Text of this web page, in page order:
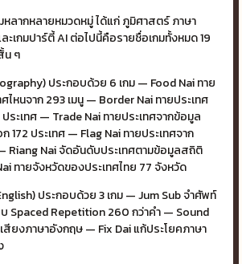
ลากหลายหมวดหมู่ ได้แก่ ภูมิศาสตร์ ภาษา
ะเกมปาร์ตี้ AI ต่อไปนี้คือรายชื่อเกมทั้งหมด 19
น ๆ
ประกอบด้วย 6 เกม — Food Nai ทาย
ศไหนจาก 293 เมนู — Border Nai ทายประเทศ
ระเทศ — Trade Nai ทายประเทศจากข้อมูล
172 ประเทศ — Flag Nai ทายประเทศจาก
Riang Nai จัดอันดับประเทศตามข้อมูลสถิติ
ทายจังหวัดของประเทศไทย 77 จังหวัด
ประกอบด้วย 3 เกม — Jum Sub จำศัพท์
Spaced Repetition 260 กว่าคำ — Sound
สียงภาษาอังกฤษ — Fix Dai แก้ประโยคภาษา